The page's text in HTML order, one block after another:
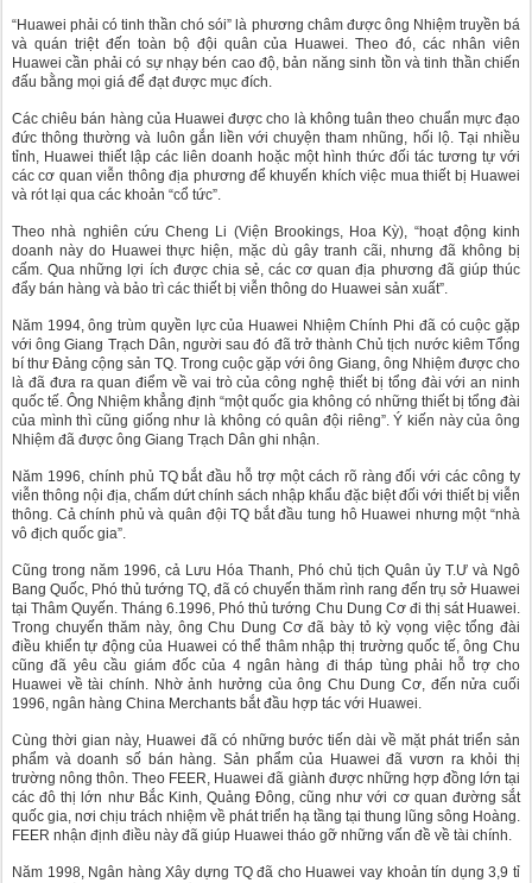
“Huawei phải có tinh thần chó sói” là phương châm được ông Nhiệm truyền bá
và quán triệt đến toàn bộ đội quân của Huawei. Theo đó, các nhân viên
Huawei cần phải có sự nhạy bén cao độ, bản năng sinh tồn và tinh thần chiến
đấu bằng mọi giá để đạt được mục đích.
Các chiêu bán hàng của Huawei được cho là không tuân theo chuẩn mực đạo
đức thông thường và luôn gắn liền với chuyện tham nhũng, hối lộ. Tại nhiều
tỉnh, Huawei thiết lập các liên doanh hoặc một hình thức đối tác tương tự với
các cơ quan viễn thông địa phương để khuyến khích việc mua thiết bị Huawei
và rót lại qua các khoản “cổ tức”.
Theo nhà nghiên cứu Cheng Li (Viện Brookings, Hoa Kỳ), “hoạt động kinh
doanh này do Huawei thực hiện, mặc dù gây tranh cãi, nhưng đã không bị
cấm. Qua những lợi ích được chia sẻ, các cơ quan địa phương đã giúp thúc
đẩy bán hàng và bảo trì các thiết bị viễn thông do Huawei sản xuất”.
Năm 1994, ông trùm quyền lực của Huawei Nhiệm Chính Phi đã có cuộc gặp
với ông Giang Trạch Dân, người sau đó đã trở thành Chủ tịch nước kiêm Tổng
bí thư Đảng cộng sản TQ. Trong cuộc gặp với ông Giang, ông Nhiệm được cho
là đã đưa ra quan điểm về vai trò của công nghệ thiết bị tổng đài với an ninh
quốc tế. Ông Nhiệm khẳng định “một quốc gia không có những thiết bị tổng đài
của mình thì cũng giống như là không có quân đội riêng”. Ý kiến này của ông
Nhiệm đã được ông Giang Trạch Dân ghi nhận.
Năm 1996, chính phủ TQ bắt đầu hỗ trợ một cách rõ ràng đối với các công ty
viễn thông nội địa, chấm dứt chính sách nhập khẩu đặc biệt đối với thiết bị viễn
thông. Cả chính phủ và quân đội TQ bắt đầu tung hô Huawei nhưng một “nhà
vô địch quốc gia”.
Cũng trong năm 1996, cả Lưu Hóa Thanh, Phó chủ tịch Quân ủy T.Ư và Ngô
Bang Quốc, Phó thủ tướng TQ, đã có chuyến thăm rình rang đến trụ sở Huawei
tại Thâm Quyến. Tháng 6.1996, Phó thủ tướng Chu Dung Cơ đi thị sát Huawei.
Trong chuyến thăm này, ông Chu Dung Cơ đã bày tỏ kỳ vọng việc tổng đài
điều khiển tự động của Huawei có thể thâm nhập thị trường quốc tế, ông Chu
cũng đã yêu cầu giám đốc của 4 ngân hàng đi tháp tùng phải hỗ trợ cho
Huawei về tài chính. Nhờ ảnh hưởng của ông Chu Dung Cơ, đến nửa cuối
1996, ngân hàng China Merchants bắt đầu hợp tác với Huawei.
Cùng thời gian này, Huawei đã có những bước tiến dài về mặt phát triển sản
phẩm và doanh số bán hàng. Sản phẩm của Huawei đã vươn ra khỏi thị
trường nông thôn. Theo FEER, Huawei đã giành được những hợp đồng lớn tại
các đô thị lớn như Bắc Kinh, Quảng Đông, cũng như với cơ quan đường sắt
quốc gia, nơi chịu trách nhiệm về phát triển hạ tầng tại thung lũng sông Hoàng.
FEER nhận định điều này đã giúp Huawei tháo gỡ những vấn đề về tài chính.
Năm 1998, Ngân hàng Xây dựng TQ đã cho Huawei vay khoản tín dụng 3,9 tỉ